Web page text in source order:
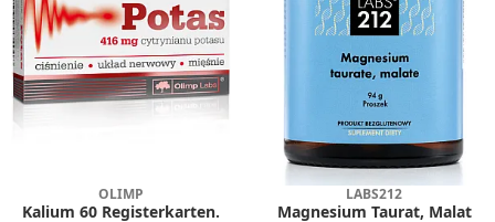
OLIMP
Kalium 60 Registerkarten.
LABS212
Magnesium Taurat, Malat